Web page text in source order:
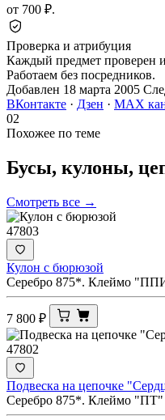
от 700 ₽.
Проверка и атрибуция
Каждый предмет проверен
Работаем без посредников.
Добавлен 18 марта 2005
ВКонтакте · Дзен · MAX
02
Похожее по теме
Бусы, кулоны,
Смотреть все →
47803
Кулон с бюрюзой
Серебро 875*. Клеймо
7 800 ₽
47802
Подвеска на цепочке
Серебро 875*. Клеймо "ПТ"